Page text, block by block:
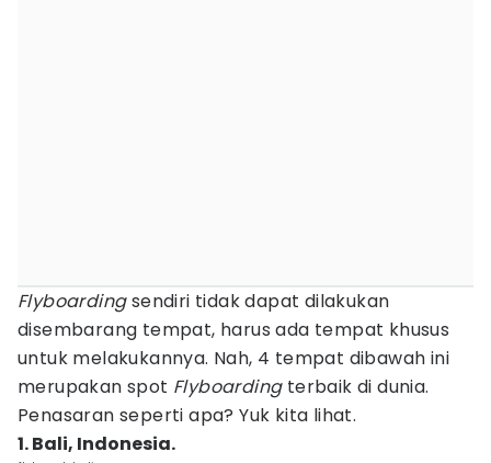
Flyboardingsendiri tidak dapat dilakukan
disembarang tempat, harus ada tempat khusus
untuk melakukannya. Nah, 4 tempat dibawah ini
merupakan spot Flyboardingterbaik di dunia.
Penasaran seperti apa? Yuk kita lihat.
1. Bali, Indonesia.